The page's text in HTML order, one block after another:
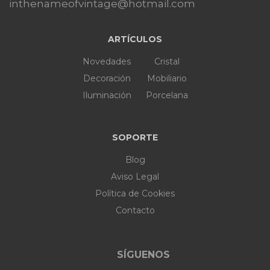
inthenameofvintage@hotmail.com
ARTÍCULOS
Novedades
Decoración
Iluminación
Cristal
Mobiliario
Porcelana
SOPORTE
Blog
Aviso Legal
Política de Cookies
Contacto
SÍGUENOS